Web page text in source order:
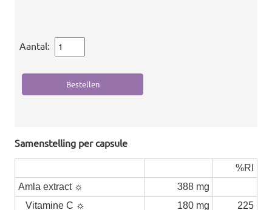
Aantal:
Samenstelling per capsule
%RI
Amla extract ☼
388 mg
Vitamine C ☼
180 mg
225